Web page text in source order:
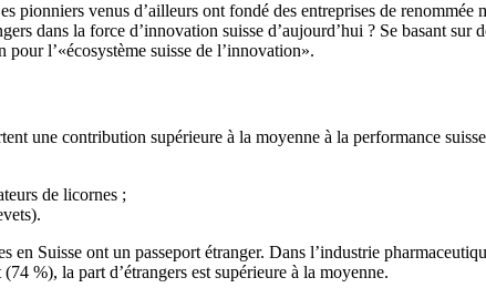
pionniers venus d’ailleurs ont fondé des entreprises de
dans la force d’innovation suisse d’aujourd’hui ? Se basant
l’«écosystème suisse de l’innovation».
une contribution supérieure à la moyenne à la performance
de licornes ;
en Suisse ont un passeport étranger. Dans l’industrie
%), la part d’étrangers est supérieure à la moyenne.